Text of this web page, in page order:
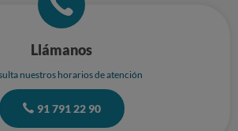
Llámanos
nuestros horarios de atención
91 791 22 90